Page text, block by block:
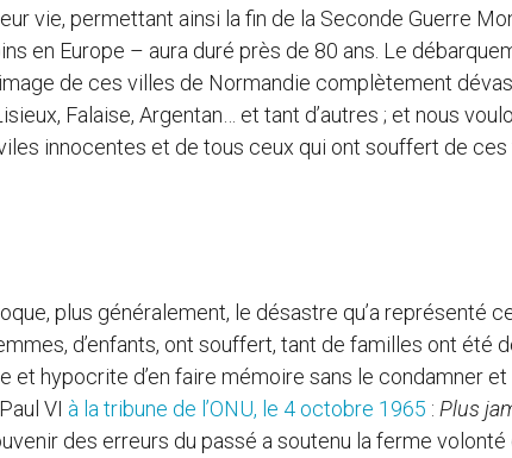
vie, permettant ainsi la fin de la Seconde Guerre
en Europe – aura duré près de 80 ans. Le
de ces villes de Normandie complètement
Falaise, Argentan… et tant d’autres ; et nous
innocentes et de tous ceux qui ont souffert de
plus généralement, le désastre qu’a représenté
d’enfants, ont souffert, tant de familles ont été
et hypocrite d’en faire mémoire sans le condamner
VI à la tribune de l’ONU, le 4 octobre 1965 : Plus
des erreurs du passé a soutenu la ferme